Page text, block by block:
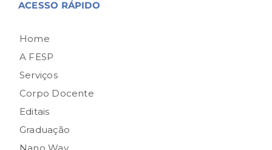
ACESSO RÁPIDO
Home
A FESP
Serviços
Corpo Docente
Editais
Graduação
Nano Way